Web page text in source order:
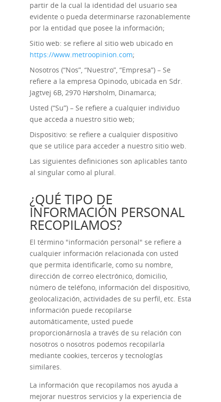
partir de la cual la identidad del usuario sea
evidente o pueda determinarse razonablemente
por la entidad que posee la información;
Sitio web: se refiere al sitio web ubicado en
https://www.metroopinion.com;
Nosotros (“Nos”, “Nuestro”, “Empresa”) – Se
refiere a la empresa Opinodo, ubicada en Sdr.
Jagtvej 6B, 2970 Hørsholm, Dinamarca;
Usted (“Su”) – Se refiere a cualquier individuo
que acceda a nuestro sitio web;
Dispositivo: se refiere a cualquier dispositivo
que se utilice para acceder a nuestro sitio web.
Las siguientes definiciones son aplicables tanto
al singular como al plural.
¿QUÉ TIPO DE
INFORMACIÓN PERSONAL
RECOPILAMOS?
El término "información personal" se refiere a
cualquier información relacionada con usted
que permita identificarle, como su nombre,
dirección de correo electrónico, domicilio,
número de teléfono, información del dispositivo,
geolocalización, actividades de su perfil, etc. Esta
información puede recopilarse
automáticamente, usted puede
proporcionárnosla a través de su relación con
nosotros o nosotros podemos recopilarla
mediante cookies, terceros y tecnologías
similares.
La información que recopilamos nos ayuda a
mejorar nuestros servicios y la experiencia de